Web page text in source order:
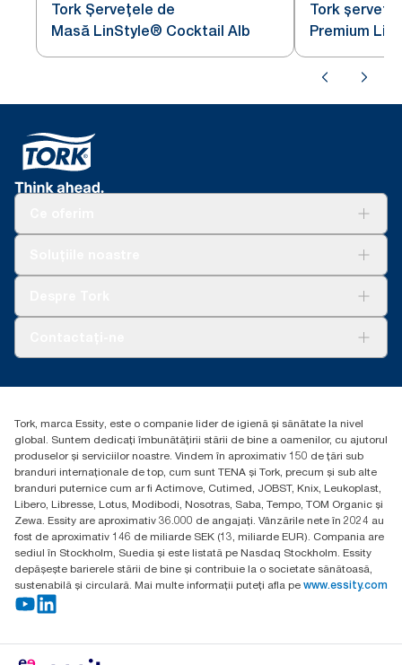
Tork Șervețele de
Masă LinStyle® Cocktail Alb
Tork
Premium
negre
Essity Hungary Kft. Professional Hygiene
Budakeszi út 51.
Tork, marca Essity, este o companie lider de igienă și sănătate la nivel
global. Suntem dedicați îmbunătățirii stării de bine a oamenilor, cu ajutorul
produselor și serviciilor noastre. Vindem în aproximativ 150 de țări sub
branduri internaționale de top, cum sunt TENA și Tork, precum și sub alte
branduri puternice cum ar fi Actimove, Cutimed, JOBST, Knix, Leukoplast,
Libero, Libresse, Lotus, Modibodi, Nosotras, Saba, Tempo, TOM Organic și
Zewa. Essity are aproximativ 36.000 de angajați. Vânzările nete în 2024 au
fost de aproximativ 146 de miliarde SEK (13, miliarde EUR). Compania are
sediul în Stockholm, Suedia și este listată pe Nasdaq Stockholm. Essity
depășește barierele stării de bine și contribuie la o societate sănătoasă,
sustenabilă și circulară. Mai multe informații puteți afla pe www.essity.com